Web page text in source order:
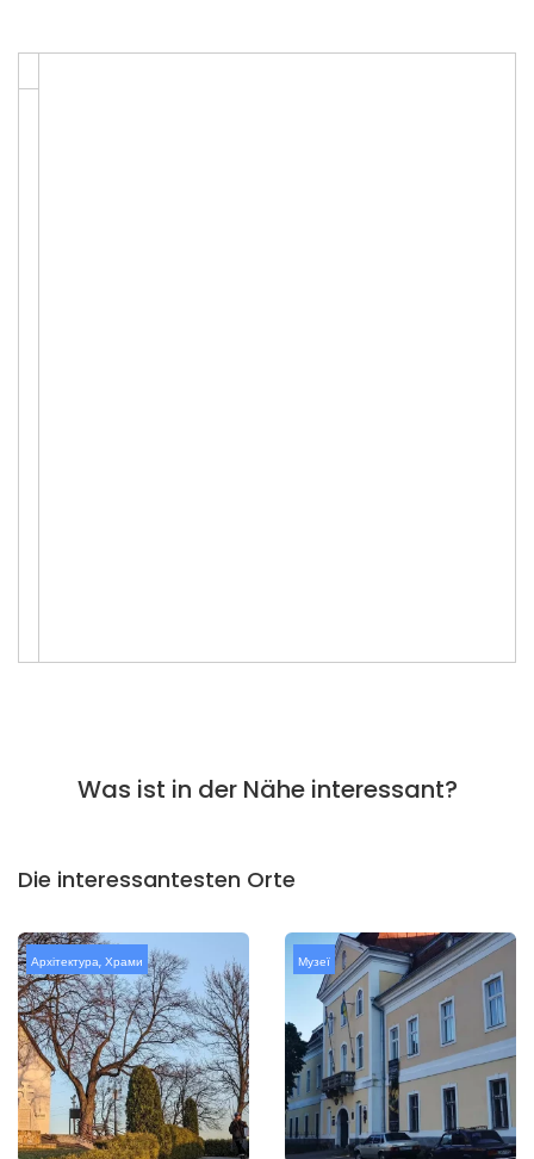
Was ist in der Nähe interessant?
Die interessantesten Orte
Архітектура, Храми Музеї